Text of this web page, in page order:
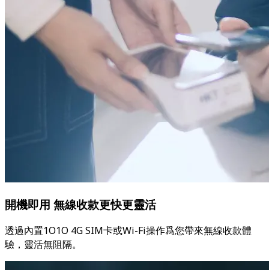
開機即用 無線收款更快更靈活
透過內置1O1O 4G SIM卡或Wi-Fi操作爲您帶來無線收款體
驗，靈活無阻隔。